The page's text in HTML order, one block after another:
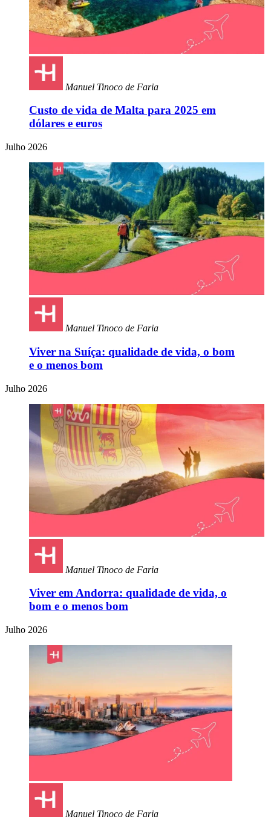
Manuel Tinoco de Faria
Custo de vida de Malta para 2025 em
dólares e euros
Julho 2026
Manuel Tinoco de Faria
Viver na Suíça: qualidade de vida, o bom
e o menos bom
Julho 2026
Manuel Tinoco de Faria
Viver em Andorra: qualidade de vida, o
bom e o menos bom
Julho 2026
Manuel Tinoco de Faria